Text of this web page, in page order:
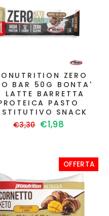
ZERO
BAR 50G BONTA'
LATTE BARRETTA
PASTO
SNACK
Prezzo
€3,30 Prezzo
€1,98
OFFERTA